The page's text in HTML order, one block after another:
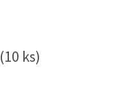
(10 ks)